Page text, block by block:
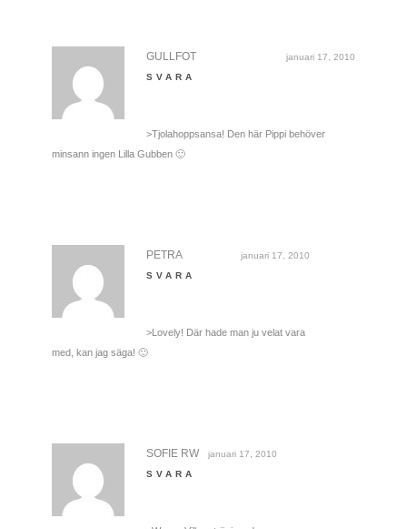
januari 17, 2010
GULLFOT
SVARA
>Tjolahoppsansa! Den här Pippi behöver
minsann ingen Lilla Gubben 🙂
januari 17, 2010
PETRA
SVARA
>Lovely! Där hade man ju velat vara
med, kan jag säga! 🙂
januari 17, 2010
SOFIE RW
SVARA